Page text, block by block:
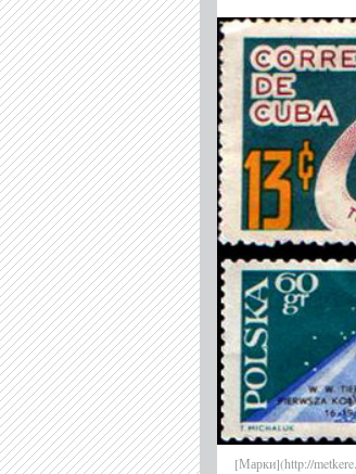
[Марки](http://